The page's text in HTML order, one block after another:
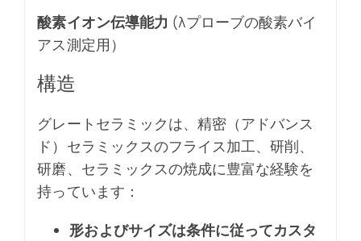
酸素イオン伝導能力 (λプローブの酸素バイ
アス測定用）
構造
グレートセラミックは、精密（アドバンス
ド）セラミックスのフライス加工、研削、
研磨、セラミックスの焼成に豊富な経験を
持っています：
形およびサイズは条件に従ってカスタ